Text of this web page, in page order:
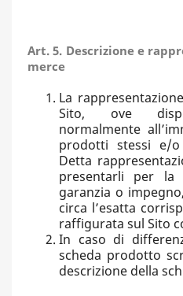
Art. 5. Descrizione e
merce
La
Sito, ove
normalmente
prodotti stessi e/
Detta
presentarli per la
garanzia o
circa l’esatta
raffigurata sul Sito
In caso di
scheda prodotto
descrizione della